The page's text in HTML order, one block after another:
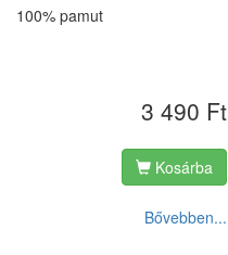
100% pamut
3 490 Ft
Kosárba
Bővebben...